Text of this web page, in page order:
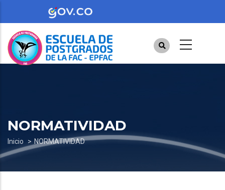
contenido
principal
NORMATIVIDAD
Sobrescribir
enlaces
de
Inicio NORMATIVIDAD